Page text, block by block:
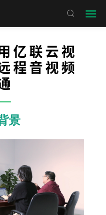

亿联云视
程音视频
景